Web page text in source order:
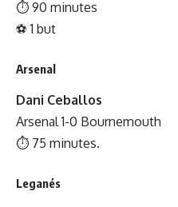
⏱ 90 minutes
⚽️ 1 but
Arsenal
Dani Ceballos
Arsenal 1-0 Bournemouth
⏱ 75 minutes.
Leganés